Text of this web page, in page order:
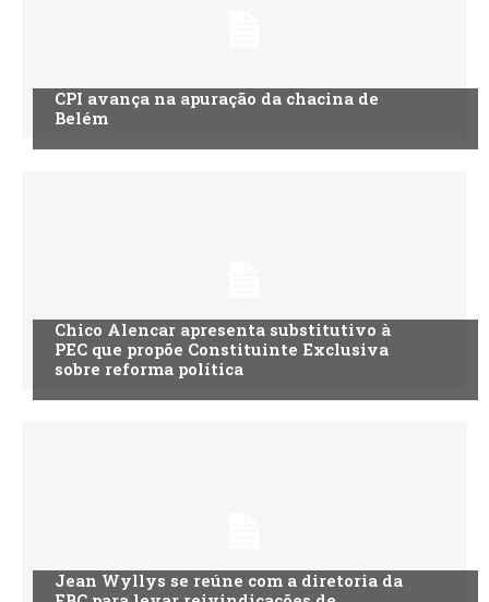
CPI avança na apuração da chacina de
Belém
Chico Alencar apresenta substitutivo à
PEC que propõe Constituinte Exclusiva
sobre reforma política
Jean Wyllys se reúne com a diretoria da